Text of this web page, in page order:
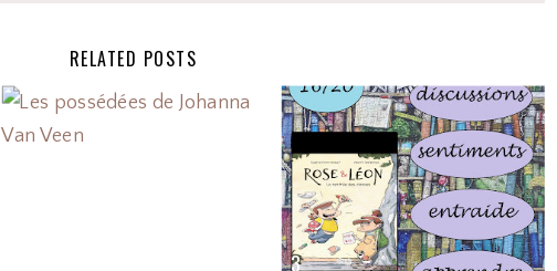
RELATED POSTS